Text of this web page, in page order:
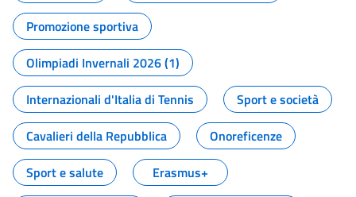
Promozione sportiva
Olimpiadi Invernali 2026 (1)
Internazionali d'Italia di Tennis
Sport e società
Cavalieri della Repubblica
Onoreficenze
Sport e salute
Erasmus+